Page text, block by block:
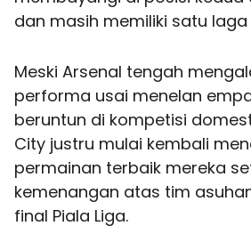
dan masih memiliki satu
Meski Arsenal tengah
performa usai menelan
beruntun di kompetisi
City justru mulai kembali
permainan terbaik mereka
kemenangan atas tim
final Piala Liga.